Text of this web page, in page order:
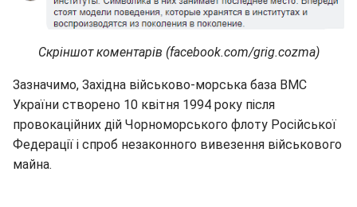
Скріншот коментарів (facebook.com/grig.cozma)
Зазначимо, Західна військово-морська база ВМС
України створено 10 квітня 1994 року після
провокаційних дій Чорноморського флоту Російської
Федерації і спроб незаконного вивезення військового
майна.